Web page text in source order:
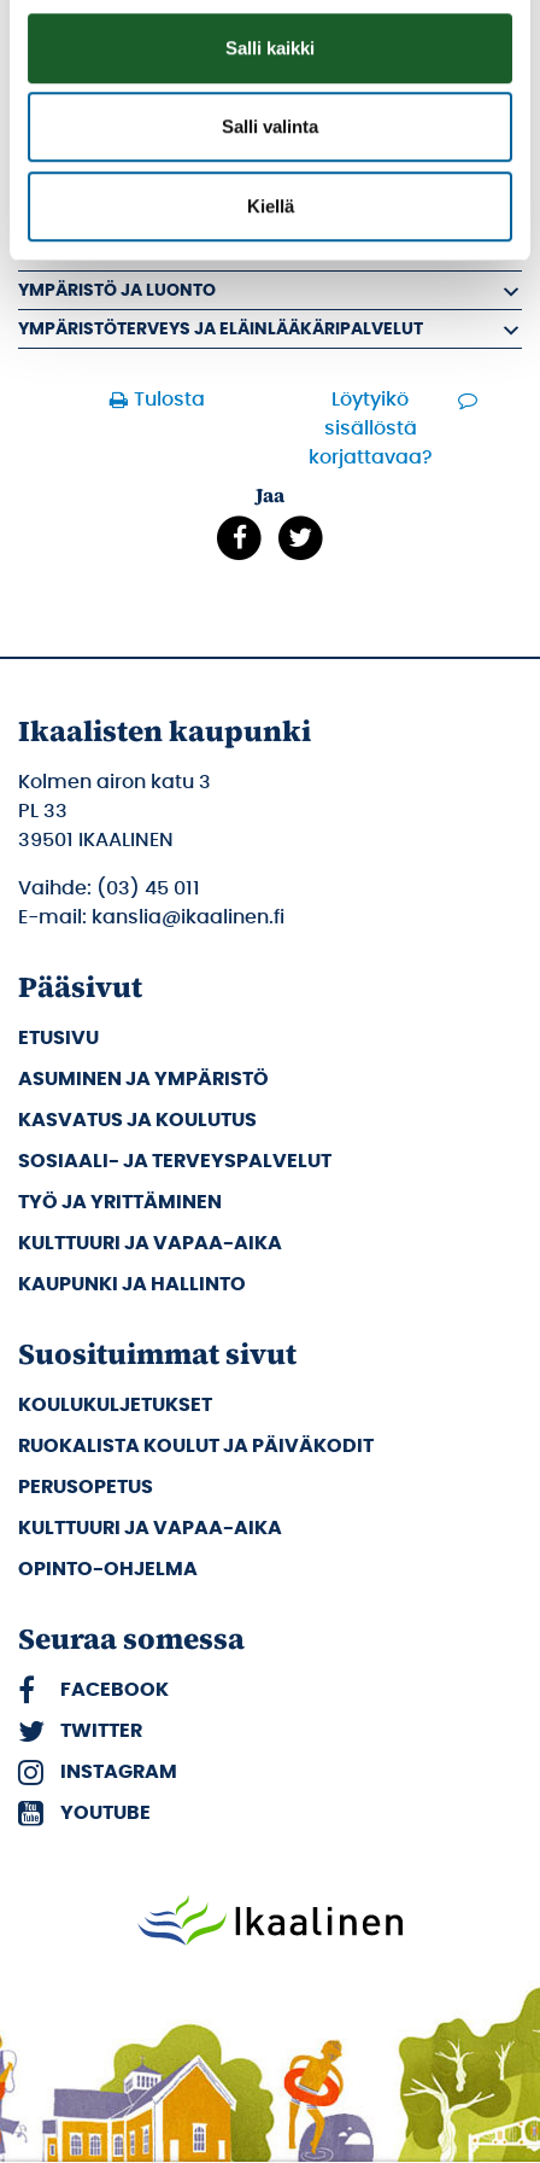
Salli kaikki
Salli valinta
Kiellä
RANTARAKENTAMINEN
TEE ALOITE KAAVAN LAADINTAAN
VIREILLÄ OLEVAT KAAVAT
KAUPUNKIYMPÄRISTÖ JA LIIKENNE
PALVELUHINNASTO JA TAKSAT
YMPÄRISTÖ JA LUONTO
YMPÄRISTÖTERVEYS JA ELÄINLÄÄKÄRIPALVELUT
Tulosta
Löytyikö
sisällöstä
korjattavaa?
Jaa
Ikaalisten kaupunki
Kolmen airon katu 3
PL 33
39501 IKAALINEN
Vaihde: (03) 45 011
E-mail: kanslia@ikaalinen.fi
Pääsivut
ETUSIVU
ASUMINEN JA YMPÄRISTÖ
KASVATUS JA KOULUTUS
SOSIAALI- JA TERVEYSPALVELUT
TYÖ JA YRITTÄMINEN
KULTTUURI JA VAPAA-AIKA
KAUPUNKI JA HALLINTO
Suosituimmat sivut
KOULUKULJETUKSET
RUOKALISTA KOULUT JA PÄIVÄKODIT
PERUSOPETUS
KULTTUURI JA VAPAA-AIKA
OPINTO-OHJELMA
Seuraa somessa
FACEBOOK
TWITTER
INSTAGRAM
YOUTUBE